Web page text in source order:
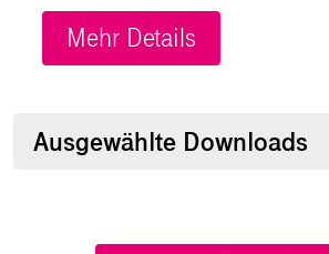
Mehr Details
Ausgewählte Downloads